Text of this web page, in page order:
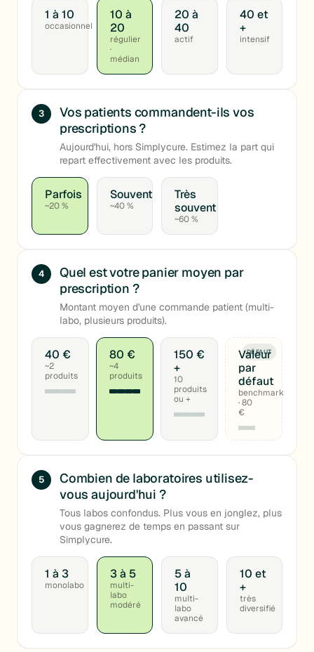
1 à 10
occasionnel
10 à
20
régulier
·
médian
20 à
40
actif
40 et
+
intensif
3
Vos patients commandent-ils vos
prescriptions ?
Aujourd'hui, hors Simplycure. Estimez la part qui
repart effectivement avec les produits.
Parfois
~20 %
Souvent
~40 %
Très
souvent
~60 %
4
Quel est votre panier moyen par
prescription ?
Montant moyen d'une commande patient (multi-
labo, plusieurs produits).
40 €
~2
produits
80 €
~4
produits
150 €
+
10
produits
ou +
Valeur
par
défaut
benchmark
· 80
€
DÉFAUT
5
Combien de laboratoires utilisez-
vous aujourd'hui ?
Tous labos confondus. Plus vous en jonglez, plus
vous gagnerez de temps en passant sur
Simplycure.
1 à 3
monolabo
3 à 5
multi-
labo
modéré
5 à
10
multi-
labo
avancé
10 et
+
très
diversifié